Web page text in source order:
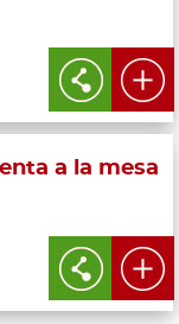
a la mesa